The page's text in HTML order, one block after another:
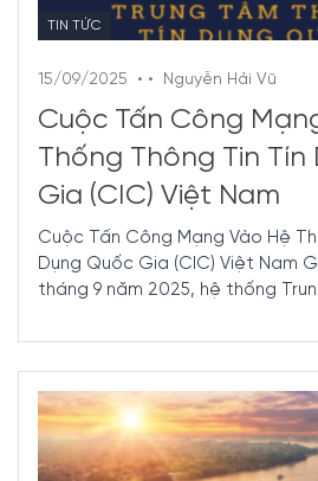
TIN TỨC
15/09/2025 • • Nguyễn Hải Vũ
Cuộc Tấn Công
Thống Thông Tin Tín
Gia (CIC) Việt Nam
Cuộc Tấn Công Mạng Vào Hệ
Dụng Quốc Gia (CIC) Việt Nam
tháng 9 năm 2025, hệ thống